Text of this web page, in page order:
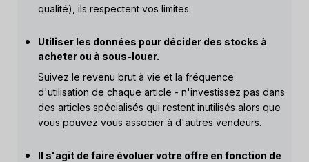
qualité), ils respectent vos limites.
Utiliser les données pour décider des stocks à
acheter ou à sous-louer.
Suivez le revenu brut à vie et la fréquence
d'utilisation de chaque article - n'investissez pas dans
des articles spécialisés qui restent inutilisés alors que
vous pouvez vous associer à d'autres vendeurs.
Il s'agit de faire évoluer votre offre en fonction de